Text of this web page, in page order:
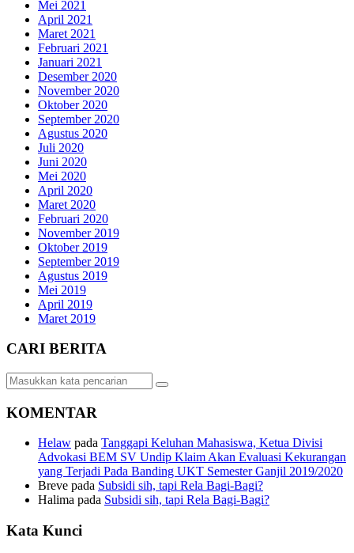
Mei 2021
April 2021
Maret 2021
Februari 2021
Januari 2021
Desember 2020
November 2020
Oktober 2020
September 2020
Agustus 2020
Juli 2020
Juni 2020
Mei 2020
April 2020
Maret 2020
Februari 2020
November 2019
Oktober 2019
September 2019
Agustus 2019
Mei 2019
April 2019
Maret 2019
CARI BERITA
KOMENTAR
Helaw pada Tanggapi Keluhan Mahasiswa, Ketua Divisi
Advokasi BEM SV Undip Klaim Akan Evaluasi Kekurangan
yang Terjadi Pada Banding UKT Semester Ganjil 2019/2020
Breve pada Subsidi sih, tapi Rela Bagi-Bagi?
Halima pada Subsidi sih, tapi Rela Bagi-Bagi?
Kata Kunci